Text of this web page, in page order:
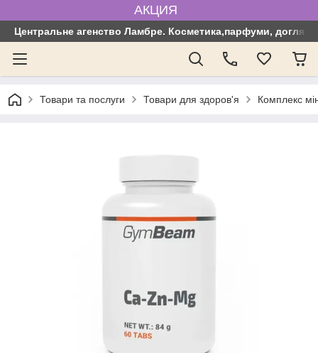
АКЦИЯ
Центральне агенство Ламбре. Косметика,парфуми, догляд
Товари та послуги Товари для здоров'я Комплекс